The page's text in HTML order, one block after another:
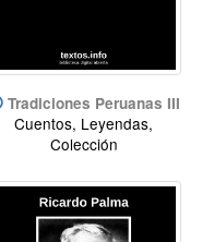
Tradiciones Peruanas III
Cuentos, Leyendas,
Colección